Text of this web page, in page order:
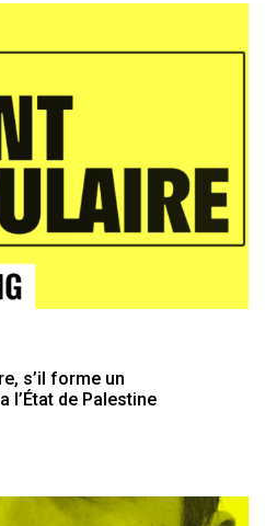
s’il forme un
l’État de Palestine